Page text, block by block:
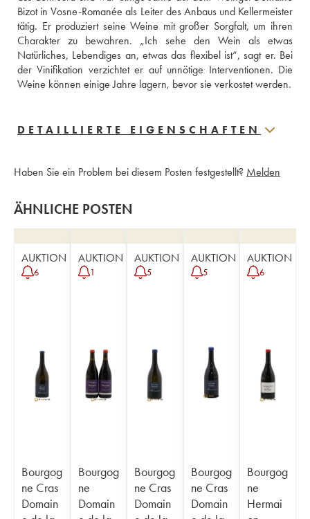
Bizot in Vosne-Romanée als Leiter des Anbaus und Kellermeister
tätig. Er produziert seine Weine mit großer Sorgfalt, um ihren
Charakter zu bewahren. „Ich sehe den Wein als etwas
Natürliches, Lebendiges an, etwas das flexibel ist“, sagt er. Bei
der Vinifikation verzichtet er auf unnötige Interventionen. Die
Weine können einige Jahre lagern, bevor sie verkostet werden.
DETAILLIERTE EIGENSCHAFTEN
Haben Sie ein Problem bei diesem Posten festgestellt? Melden
ÄHNLICHE POSTEN
AUKTION
6
Bourgog
ne Cras
Domain
AUKTION
1
Bourgog
ne
Domain
AUKTION
5
Bourgog
ne Cras
Domain
AUKTION
5
Bourgog
ne Cras
Domain
AUKTION
6
Bourgog
ne
Hermai